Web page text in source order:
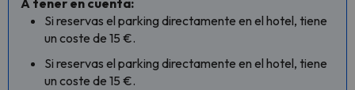
A tener en cuenta:
Si reservas el parking directamente en el hotel, tiene
un coste de 15 €.
Si reservas el parking directamente en el hotel, tiene
un coste de 15 €.